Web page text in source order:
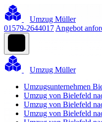
Umzug Müller
01579-2644017 Angebot
Umzug Müller
Umzugsunternehmen
Umzug von Bielefeld
Umzug von Bielefeld
Umzug von Bielefeld